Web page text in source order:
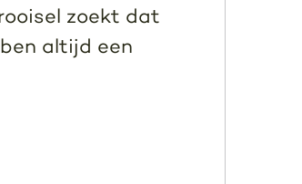
zoekt dat
altijd een